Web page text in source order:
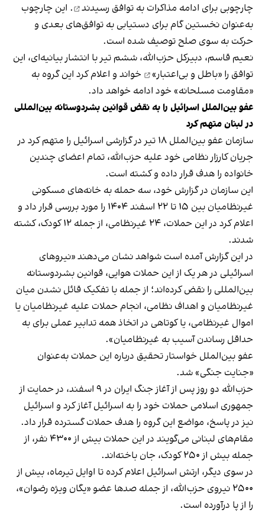
چارچوبی برای ادامه مذاکرات به توافق رسیدند
. این چارچوب
به‌عنوان نخستین گام برای دستیابی به توافق‌های بعدی و
حرکت به سوی صلح توصیف شده است.
نعیم قاسم، دبیرکل حزب‌الله، ششم تیر با انتشار بیانیه‌ای، این
توافق را «باطل و بی‌اعتبار»
خواند و اعلام کرد این گروه به
«مقاومت مسلحانه» خود ادامه خواهد داد.
عفو بین‌الملل اسرائیل را به نقض قوانین بشردوستانه بین‌المللی
در لبنان متهم کرد
سازمان عفو بین‌الملل ۱۸ تیر در گزارشی اسرائیل را متهم کرد در
جریان کارزار نظامی خود علیه حزب‌الله، تمام اعضای چندین
خانواده را هدف قرار داده و کشته است.
این سازمان در گزارش خود، سه حمله به خانه‌های مسکونی
غیرنظامیان بین ۱۵ تا ۲۲ اسفند ۱۴۰۴ را مورد بررسی قرار داد و
اعلام کرد در این حملات، ۲۴ غیرنظامی، از جمله ۱۲ کودک، کشته
شدند.
در این گزارش آمده است شواهد نشان می‌دهند «نیروهای
اسرائیلی در هر یک از این حملات هوایی، قوانین بشردوستانه
بین‌المللی را نقض کرده‌اند؛ از جمله با تفکیک قائل نشدن میان
غیرنظامیان و اهداف نظامی، انجام حملات علیه غیرنظامیان یا
اموال غیرنظامی، یا کوتاهی در اتخاذ همه تدابیر عملی برای به
حداقل رساندن آسیب به غیرنظامیان».
عفو بین‌الملل خواستار تحقیق درباره این حملات به‌عنوان
«جنایت جنگی» شد.
حزب‌الله دو روز پس از آغاز جنگ ایران در ۹ اسفند، در حمایت از
جمهوری اسلامی حملات خود را به اسرائیل آغاز کرد و اسرائیل
نیز در پاسخ، مواضع این گروه را هدف حملات گسترده قرار داد.
مقام‌های لبنانی می‌گویند در این حملات بیش از ۴۳۰۰ نفر، از
جمله بیش از ۲۵۰ کودک، جان باخته‌اند.
در سوی دیگر، ارتش اسرائیل اعلام کرده تا اوایل تیرماه، بیش از
۲۵۰۰ نیروی حزب‌الله، از جمله صدها عضو «یگان ویژه رضوان»،
را از پا درآورده است.